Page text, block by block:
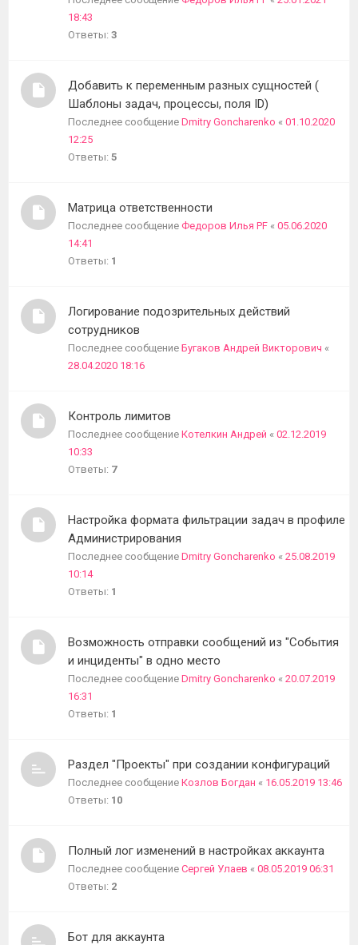
18:43
Ответы: 3
Добавить к переменным разных сущностей (
Шаблоны задач, процессы, поля ID)
Последнее сообщение Dmitry Goncharenko « 01.10.2020
12:25
Ответы: 5
Матрица ответственности
Последнее сообщение Федоров Илья PF « 05.06.2020
14:41
Ответы: 1
Логирование подозрительных действий
сотрудников
Последнее сообщение Бугаков Андрей Викторович «
28.04.2020 18:16
Контроль лимитов
Последнее сообщение Котелкин Андрей « 02.12.2019
10:33
Ответы: 7
Настройка формата фильтрации задач в профиле
Администрирования
Последнее сообщение Dmitry Goncharenko « 25.08.2019
10:14
Ответы: 1
Возможность отправки сообщений из "События
и инциденты" в одно место
Последнее сообщение Dmitry Goncharenko « 20.07.2019
16:31
Ответы: 1
Раздел "Проекты" при создании конфигураций
Последнее сообщение Козлов Богдан « 16.05.2019 13:46
Ответы: 10
Полный лог изменений в настройках аккаунта
Последнее сообщение Сергей Улаев « 08.05.2019 06:31
Ответы: 2
Бот для аккаунта